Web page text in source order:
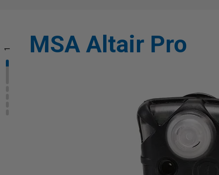
1 4 5
MSA Altair Pro